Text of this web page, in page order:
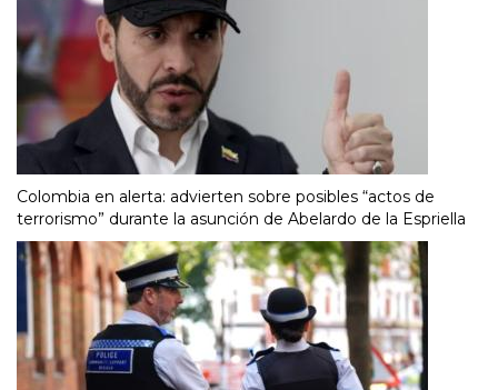
Colombia en alerta: advierten sobre posibles “actos de
terrorismo” durante la asunción de Abelardo de la Espriella